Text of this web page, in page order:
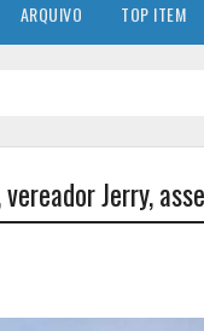
ARQUIVO TOP ITEM
Jerry,